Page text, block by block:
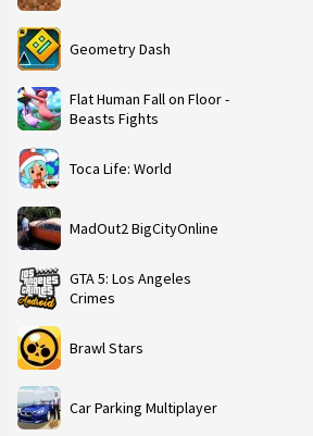
Geometry Dash
Flat Human Fall on Floor -
Beasts Fights
Toca Life: World
MadOut2 BigCityOnline
GTA 5: Los Angeles
Crimes
Brawl Stars
Car Parking Multiplayer